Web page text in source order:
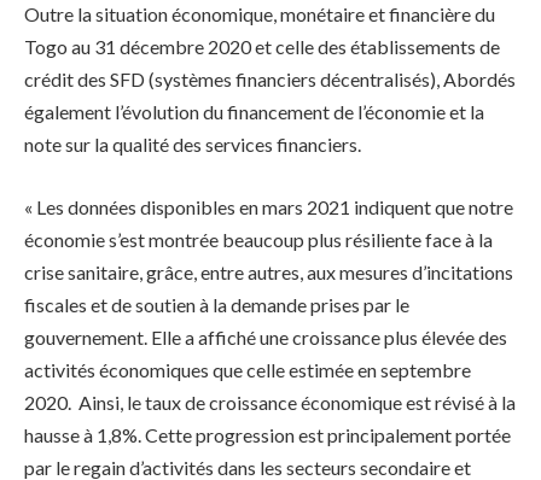
Outre la situation économique, monétaire et financière du
Togo au 31 décembre 2020 et celle des établissements de
crédit des SFD (systèmes financiers décentralisés), Abordés
également l’évolution du financement de l’économie et la
note sur la qualité des services financiers.
« Les données disponibles en mars 2021 indiquent que notre
économie s’est montrée beaucoup plus résiliente face à la
crise sanitaire, grâce, entre autres, aux mesures d’incitations
fiscales et de soutien à la demande prises par le
gouvernement. Elle a affiché une croissance plus élevée des
activités économiques que celle estimée en septembre
2020. Ainsi, le taux de croissance économique est révisé à la
hausse à 1,8%. Cette progression est principalement portée
par le regain d’activités dans les secteurs secondaire et